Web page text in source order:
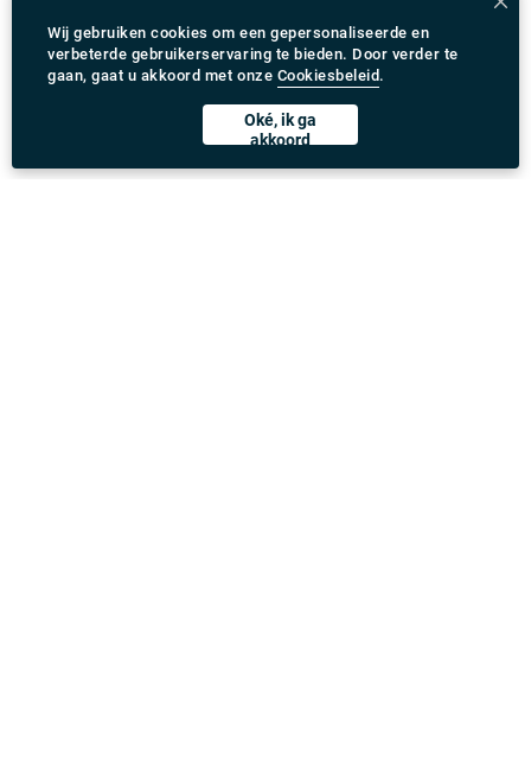
Wij gebruiken cookies om een gepersonaliseerde en
verbeterde gebruikerservaring te bieden. Door verder te
gaan, gaat u akkoord met onze Cookiesbeleid .
Oké, ik ga
akkoord